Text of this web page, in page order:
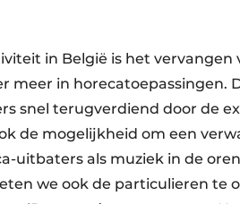
in België is het
meer in horecatoepassingen.
snel terugverdiend door de
de mogelijkheid om een
uitbaters als muziek in de
we ook de particulieren te